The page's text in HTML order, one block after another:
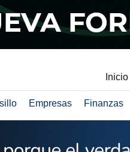
Inicio
Empresas Finanzas